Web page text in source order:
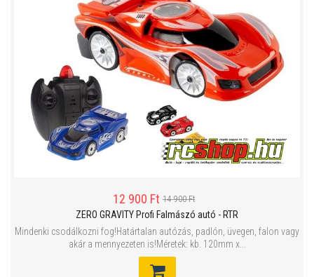
12 900 Ft 14 900 Ft
ZERO GRAVITY Profi Falmászó autó - RTR
Mindenki csodálkozni fog!Határtalan autózás, padlón, üvegen, falon vagy
akár a mennyezeten is!Méretek: kb. 120mm x...